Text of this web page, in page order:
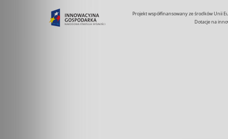
Projekt współfinansowany ze środków Unii
Dotacje na